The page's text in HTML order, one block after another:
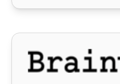
Braintree